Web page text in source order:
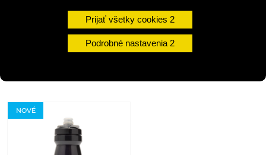
Prijať všetky cookies
Podrobné nastavenia
NOVÉ